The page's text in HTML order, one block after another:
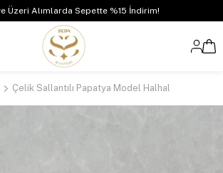
Üzeri Alımlarda Sepette %15 İndirim!
Çelik Sallantılı Papatya Model Halhal